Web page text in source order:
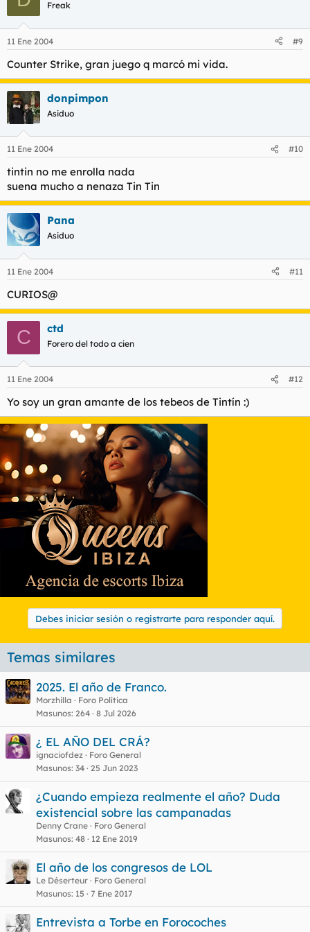
Freak
11 Ene 2004 #9
Counter Strike, gran juego q marcó mi vida.
donpimpon
Asiduo
11 Ene 2004 #10
tintin no me enrolla nada
suena mucho a nenaza Tin Tin
Pana
Asiduo
11 Ene 2004 #11
CURIOS@
C ctd
Forero del todo a cien
11 Ene 2004 #12
Yo soy un gran amante de los tebeos de Tintín :)
Debes iniciar sesión o registrarte para responder aquí.
Temas similares
2025. El año de Franco.
Morzhilla
Foro Política
Masunos 264 8 Jul 2026
¿ EL AÑO DEL CRÁ?
ignaciofdez
Foro General
Masunos 34 25 Jun 2023
¿Cuando empieza realmente el año? Duda
existencial sobre las campanadas
Denny Crane
Foro General
Masunos 48 12 Ene 2019
El año de los congresos de LOL
Le Déserteur
Foro General
Masunos 15 7 Ene 2017
Entrevista a Torbe en Forocoches